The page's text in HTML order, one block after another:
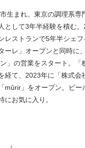
生まれ。東京の調理系専
として3年半経験を積む
レストランで5年半シェ
ーレ」オープンと同時に
」の営業をスタート。「
経て、2023年に「株式会
mûrir」をオープン。ビ
にお気に入り。